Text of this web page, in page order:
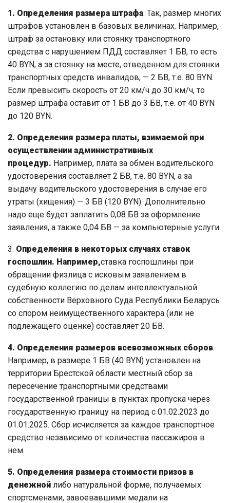
1. Определения размера штрафа. Так, размер многих
штрафов установлен в базовых величинах. Например,
штраф за остановку или стоянку транспортного
средства с нарушением ПДД составляет 1 БВ, то есть
40 BYN, а за стоянку на месте, отведенном для стоянки
транспортных средств инвалидов, — 2 БВ, т.е. 80 BYN.
Если превысить скорость от 20 км/ч до 30 км/ч, то
размер штрафа оставит от 1 БВ до 3 БВ, т.е. от 40 BYN
до 120 BYN.
2. Определения размера платы, взимаемой при
осуществлении административных
процедур. Например, плата за обмен водительского
удостоверения составляет 2 БВ, т.е. 80 BYN, а за
выдачу водительского удостоверения в случае его
утраты (хищения) — 3 БВ (120 BYN). Дополнительно
надо еще будет заплатить 0,08 БВ за оформление
заявления, а также 0,04 БВ — за компьютерные услуги.
3. Определения в некоторых случаях ставок
госпошлин. Например,ставка госпошлины при
обращении физлица с исковым заявлением в
судебную коллегию по делам интеллектуальной
собственности Верховного Суда Республики Беларусь
со спором неимущественного характера (или не
подлежащего оценке) составляет 20 БВ.
4. Определения размеров всевозможных сборов.
Например, в размере 1 БВ (40 BYN) установлен на
территории Брестской области местный сбор за
пересечение транспортными средствами
государственной границы в пунктах пропуска через
государственную границу на период с 01.02.2023 до
01.01.2025. Сбор исчисляется за каждое транспортное
средство независимо от количества пассажиров в
нем.
5. Определения размера стоимости призов в
денежной либо натуральной форме, получаемых
спортсменами, завоевавшими медали на